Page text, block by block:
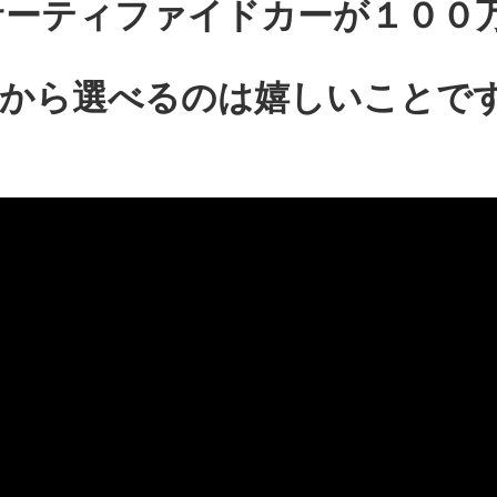
ティファイドカーが１００
ら選べるのは嬉しいことで